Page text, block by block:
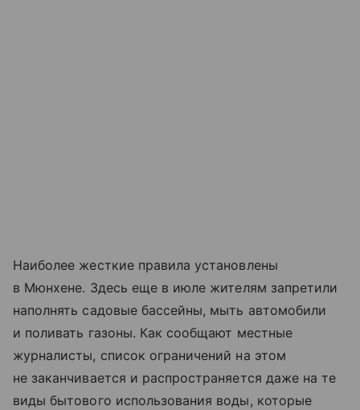
Наиболее жесткие правила установлены
в Мюнхене. Здесь еще в июле жителям запретили
наполнять садовые бассейны, мыть автомобили
и поливать газоны. Как сообщают местные
журналисты, список ограничений на этом
не заканчивается и распространяется даже на те
виды бытового использования воды, которые